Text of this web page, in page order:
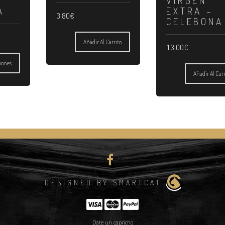
3,80€
Añadir Al Carrito
EXTRA –
CELEBONA
13,00€
Añadir Al
DESIGNED BY SMARTCAT
Date un capricho